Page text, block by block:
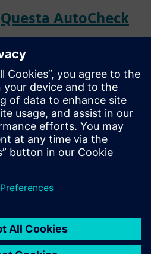
Questa AutoCheck
automatic formal bug hunting
app that finds bugs due to
common RTL coding errors.
AutoCheck makes it possible
to eliminate a wide range of
bugs with low effort. Neither a
testbench nor assertions are
re...